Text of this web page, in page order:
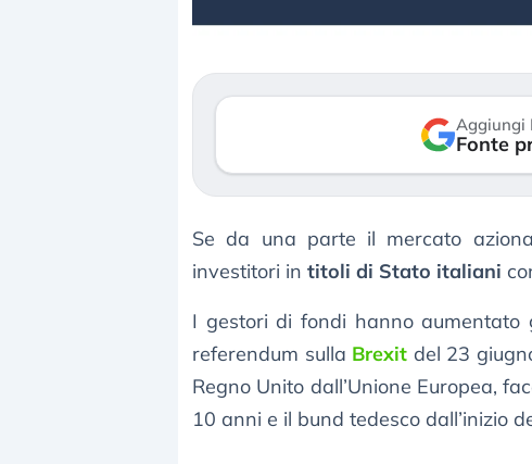
Aggiungi
Fonte
Se da una parte il mercato
investitori in titoli di Stato italiani
I gestori di fondi hanno
referendum sulla Brexit del 23
Regno Unito dall’Unione Europea,
10 anni e il bund tedesco dall’inizio
correzione. Cosa sta
3 agosto 2026